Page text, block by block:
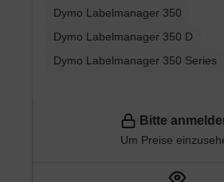
Dymo Labelmanager 350
Dymo Labelmanager 350 D
Dymo Labelmanager 350 Series
Bitte
Um Preise